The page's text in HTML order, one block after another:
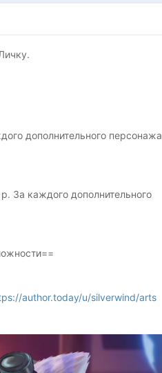
дополнительного персонажа
За каждого дополнительного
author.today/u/silverwind/arts